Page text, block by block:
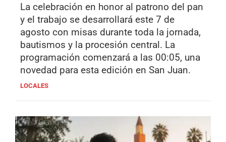
La celebración en honor al patrono del pan
y el trabajo se desarrollará este 7 de
agosto con misas durante toda la jornada,
bautismos y la procesión central. La
programación comenzará a las 00:05, una
novedad para esta edición en San Juan.
LOCALES